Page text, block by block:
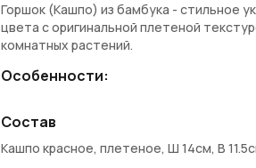
Горшок (Кашпо) из бамбука - стильное
цвета с оригинальной плетеной
комнатных растений.
Особенности:
Высота: 11,5 см
Материал: бамбук
Состав
Кашпо красное, плетеное, Ш 14см, В